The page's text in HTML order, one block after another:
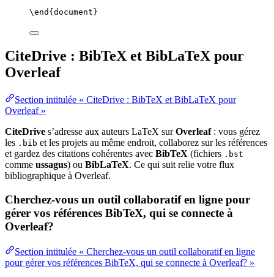
\end { document }
CiteDrive : BibTeX et BibLaTeX pour
Overleaf
Section intitulée « CiteDrive : BibTeX et BibLaTeX pour
Overleaf »
CiteDrive s’adresse aux auteurs LaTeX surOverleaf: vous gérez
les .bib et les projets au même endroit, collaborez sur les références
et gardez des citations cohérentes avec BibTeX (fichiers .bst
comme ussagus) ou BibLaTeX. Ce qui suit relie votre flux
bibliographique à Overleaf.
Cherchez-vous un outil collaboratif en ligne pour
gérer vos références BibTeX, qui se connecte à
Overleaf?
Section intitulée « Cherchez-vous un outil collaboratif en ligne
pour gérer vos références BibTeX, qui se connecte à Overleaf? »